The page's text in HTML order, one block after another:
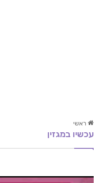
ראשי
עכשיו במגזין